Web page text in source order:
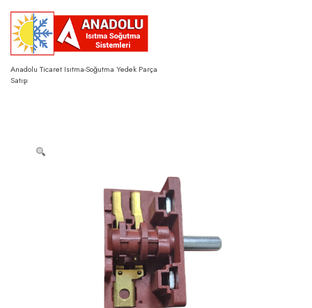
content
Anadolu Ticaret Isıtma-Soğutma Yedek Parça
Satışı